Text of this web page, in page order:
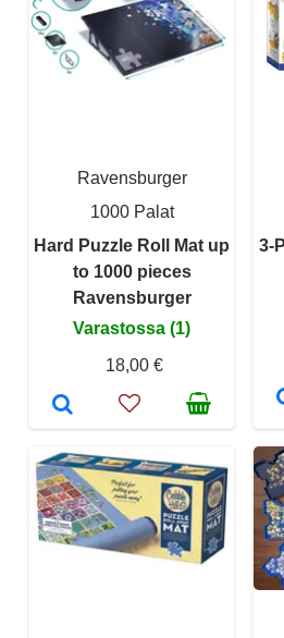
Ravensburger
1000 Palat
Hard Puzzle Roll Mat up
to 1000 pieces
Ravensburger
Varastossa (1)
18,00 €
3-